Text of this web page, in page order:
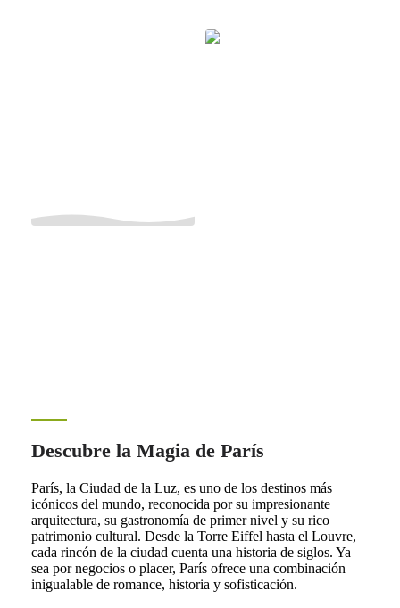
Descubre la Magia de París
París, la Ciudad de la Luz, es uno de los destinos más
icónicos del mundo, reconocida por su impresionante
arquitectura, su gastronomía de primer nivel y su rico
patrimonio cultural. Desde la Torre Eiffel hasta el Louvre,
cada rincón de la ciudad cuenta una historia de siglos. Ya
sea por negocios o placer, París ofrece una combinación
inigualable de romance, historia y sofisticación.